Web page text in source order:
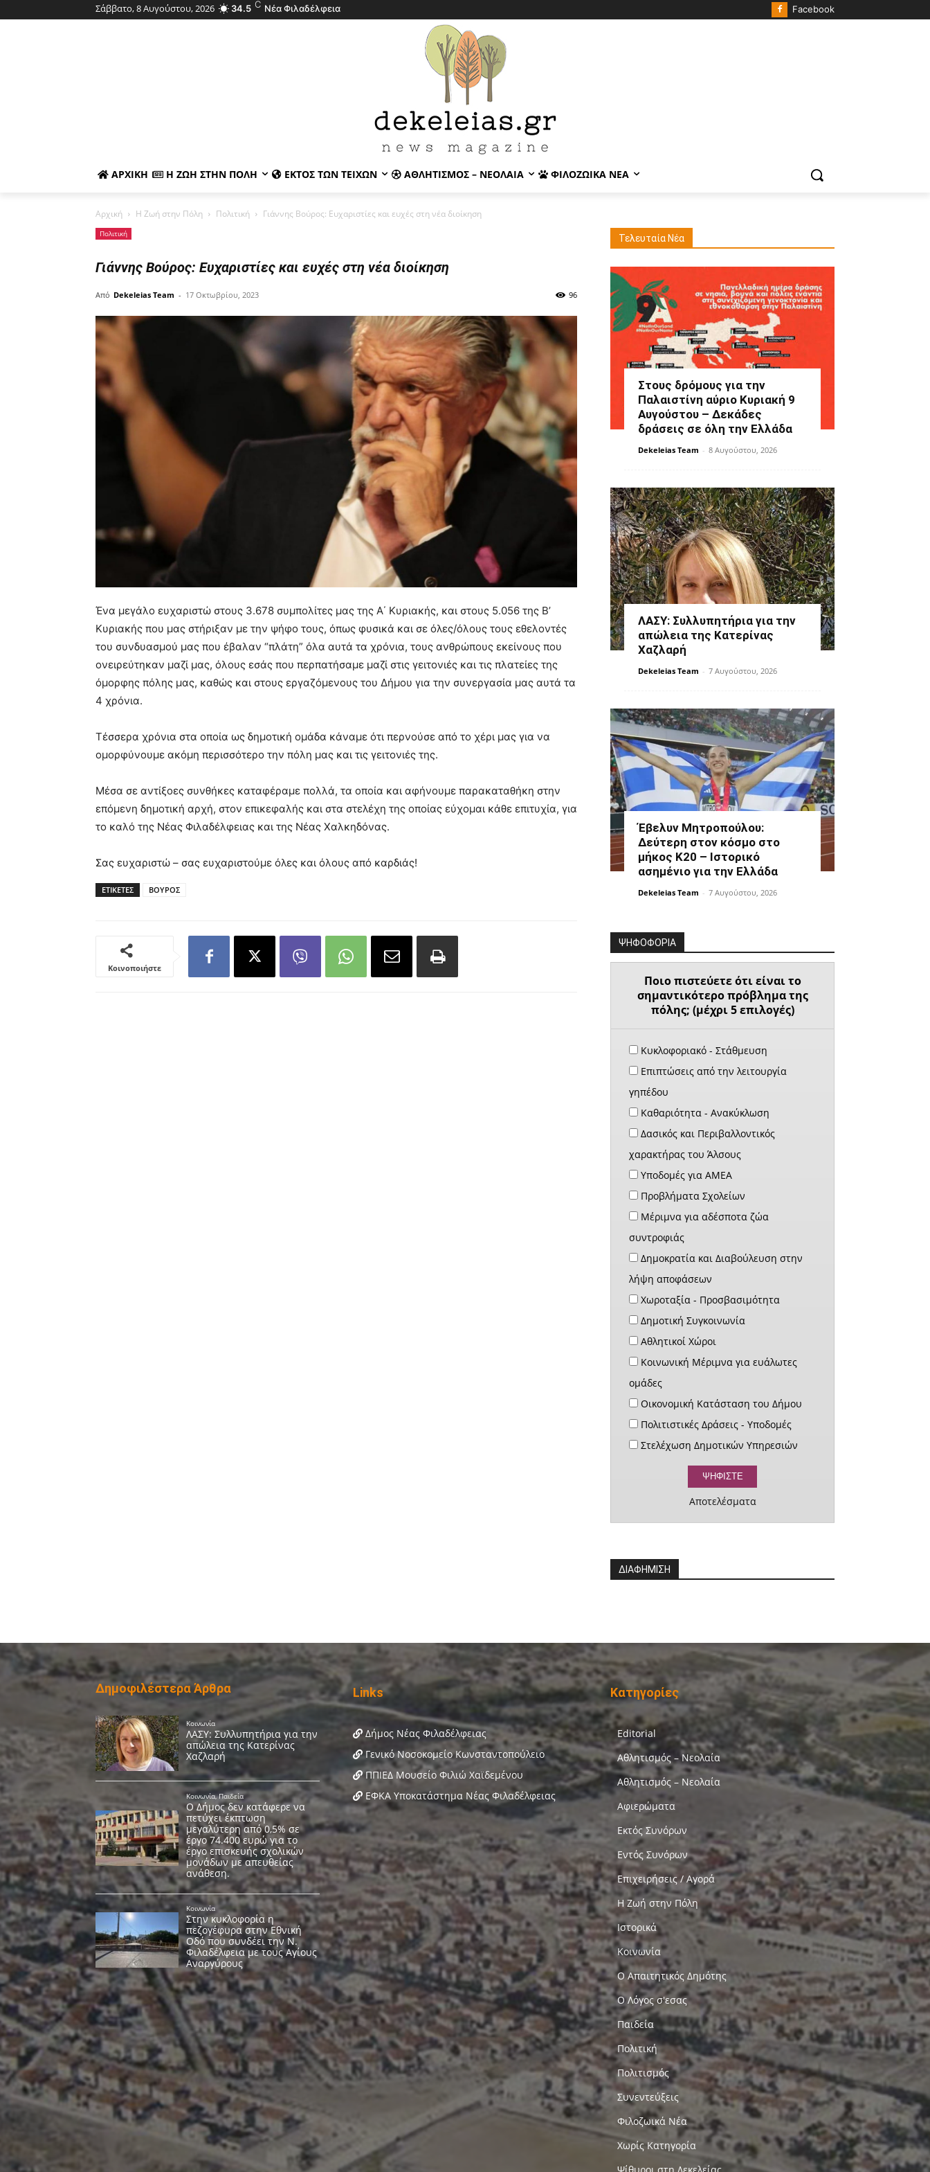
Σάββατο, 8 Αυγούστου, 2026 34.5 C Νέα Φιλαδέλφεια Facebook
ΑΡΧΙΚΉ Η ΖΩΉ ΣΤΗΝ ΠΌΛΗ ΕΚΤΌΣ ΤΩΝ ΤΕΙΧΏΝ ΑΘΛΗΤΙΣΜΌΣ – ΝΕΟΛΑΊΑ ΦΙΛΟΖΩΙΚΆ ΝΈΑ
Αρχική Η Ζωή στην Πόλη Πολιτική Γιάννης Βούρος: Ευχαριστίες και ευχές στη νέα διοίκηση
Πολιτική
Γιάννης Βούρος: Ευχαριστίες και ευχές στη νέα διοίκηση
Από Dekeleias Team - 17 Οκτωβρίου, 2023 96
Ένα μεγάλο ευχαριστώ στους 3.678 συμπολίτες μας της Α΄ Κυριακής, και στους 5.056 της Β’
Κυριακής που μας στήριξαν με την ψήφο τους, όπως φυσικά και σε όλες/όλους τους εθελοντές
του συνδυασμού μας που έβαλαν “πλάτη” όλα αυτά τα χρόνια, τους ανθρώπους εκείνους που
ονειρεύτηκαν μαζί μας, όλους εσάς που περπατήσαμε μαζί στις γειτονιές και τις πλατείες της
όμορφης πόλης μας, καθώς και στους εργαζόμενους του Δήμου για την συνεργασία μας αυτά τα
4 χρόνια.
Τέσσερα χρόνια στα οποία ως δημοτική ομάδα κάναμε ότι περνούσε από το χέρι μας για να
ομορφύνουμε ακόμη περισσότερο την πόλη μας και τις γειτονιές της.
Μέσα σε αντίξοες συνθήκες καταφέραμε πολλά, τα οποία και αφήνουμε παρακαταθήκη στην
επόμενη δημοτική αρχή, στον επικεφαλής και στα στελέχη της οποίας εύχομαι κάθε επιτυχία, για
το καλό της Νέας Φιλαδέλφειας και της Νέας Χαλκηδόνας.
Σας ευχαριστώ – σας ευχαριστούμε όλες και όλους από καρδιάς!
ΕΤΙΚΕΤΕΣ ΒΟΥΡΟΣ
Κοινοποιήστε
Τελευταία Νέα
Στους δρόμους για την
Παλαιστίνη αύριο Κυριακή 9
Αυγούστου – Δεκάδες
δράσεις σε όλη την Ελλάδα
Dekeleias Team - 8 Αυγούστου, 2026
ΛΑΣΥ: Συλλυπητήρια για την
απώλεια της Κατερίνας
Χαζλαρή
Dekeleias Team - 7 Αυγούστου, 2026
Έβελυν Μητροπούλου:
Δεύτερη στον κόσμο στο
μήκος Κ20 – Ιστορικό
ασημένιο για την Ελλάδα
Dekeleias Team - 7 Αυγούστου, 2026
ΨΗΦΟΦΟΡΙΑ
Ποιο πιστεύετε ότι είναι το
σημαντικότερο πρόβλημα της
πόλης; (μέχρι 5 επιλογές)
Κυκλοφοριακό - Στάθμευση
Επιπτώσεις από την λειτουργία
γηπέδου
Καθαριότητα - Ανακύκλωση
Δασικός και Περιβαλλοντικός
χαρακτήρας του Άλσους
Υποδομές για ΑΜΕΑ
Προβλήματα Σχολείων
Μέριμνα για αδέσποτα ζώα
συντροφιάς
Δημοκρατία και Διαβούλευση στην
λήψη αποφάσεων
Χωροταξία - Προσβασιμότητα
Δημοτική Συγκοινωνία
Αθλητικοί Χώροι
Κοινωνική Μέριμνα για ευάλωτες
ομάδες
Οικονομική Κατάσταση του Δήμου
Πολιτιστικές Δράσεις - Υποδομές
Στελέχωση Δημοτικών Υπηρεσιών
Αποτελέσματα
ΔΙΑΦΗΜΙΣΗ
Δημοφιλέστερα Άρθρα Links
Δήμος Νέας Φιλαδέλφειας
Γενικό Νοσοκομείο Κωνσταντοπούλειο
ΠΠΙΕΔ Μουσείο Φιλιώ Χαϊδεμένου
ΕΦΚΑ Υποκατάστημα Νέας Φιλαδέλφειας
Κατηγορίες
Editorial
Αθλητισμός – Νεολαία
Αθλητισμός – Νεολαία
Αφιερώματα
Εκτός Συνόρων
Εντός Συνόρων
Επιχειρήσεις / Αγορά
Η Ζωή στην Πόλη
Ιστορικά
Κοινωνία
Ο Απαιτητικός Δημότης
Ο Λόγος σ'εσας
Παιδεία
Πολιτική
Πολιτισμός
Συνεντεύξεις
Φιλοζωικά Νέα
Χωρίς Κατηγορία